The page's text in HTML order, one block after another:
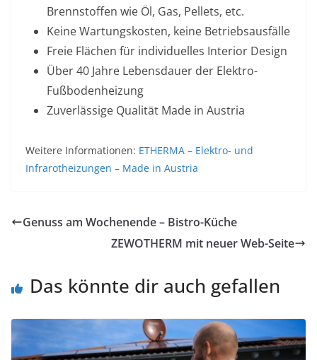
Brennstoffen wie Öl, Gas, Pellets, etc.
Keine Wartungskosten, keine Betriebsausfälle
Freie Flächen für individuelles Interior Design
Über 40 Jahre Lebensdauer der Elektro-
Fußbodenheizung
Zuverlässige Qualität Made in Austria
Weitere Informationen: ETHERMA – Elektro- und
Infrarotheizungen – Made in Austria
Genuss am Wochenende – Bistro-Küche
ZEWOTHERM mit neuer Web-Seite
Das könnte dir auch gefallen